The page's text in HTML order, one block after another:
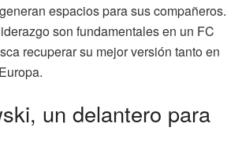
espacios para sus compañeros.
son fundamentales en un FC
recuperar su mejor versión tanto en
un delantero para